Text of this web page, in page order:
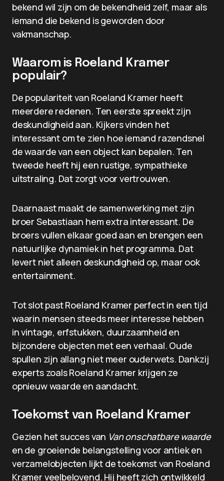
bekend wil zijn om de bekendheid zelf, maar als
iemand die bekend is geworden door
vakmanschap.
Waarom is Roeland Kramer
populair?
De populariteit van Roeland Kramer heeft
meerdere redenen. Ten eerste spreekt zijn
deskundigheid aan. Kijkers vinden het
interessant om te zien hoe iemand razendsnel
de waarde van een object kan bepalen. Ten
tweede heeft hij een rustige, sympathieke
uitstraling. Dat zorgt voor vertrouwen.
Daarnaast maakt de samenwerking met zijn
broer Sebastiaan hem extra interessant. De
broers vullen elkaar goed aan en brengen een
natuurlijke dynamiek in het programma. Dat
levert niet alleen deskundigheid op, maar ook
entertainment.
Tot slot past Roeland Kramer perfect in een tijd
waarin mensen steeds meer interesse hebben
in vintage, erfstukken, duurzaamheid en
bijzondere objecten met een verhaal. Oude
spullen zijn allang niet meer ouderwets. Dankzij
experts zoals Roeland Kramer krijgen ze
opnieuw waarde en aandacht.
Toekomst van Roeland Kramer
Gezien het succes van Van onschatbare waarde
en de groeiende belangstelling voor antiek en
verzamelobjecten lijkt de toekomst van Roeland
Kramer veelbelovend. Hij heeft zich ontwikkeld